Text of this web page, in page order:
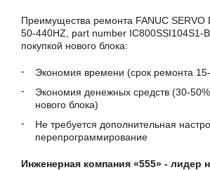
Преимущества ремонта FANUC SERVO
50-440HZ, part number IC800SSI104S1-
покупкой нового блока:
Экономия времени (срок ремонта
Экономия денежных средств (30-
нового блока)
Не требуется дополнительная
перепрограммирование
Инженерная компания «555» - лидер